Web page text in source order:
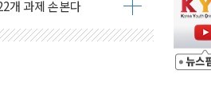
42.08%
래 42.08%
송영길 7.47%